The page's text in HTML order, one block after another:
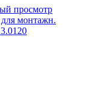
просмотр
монтажн.